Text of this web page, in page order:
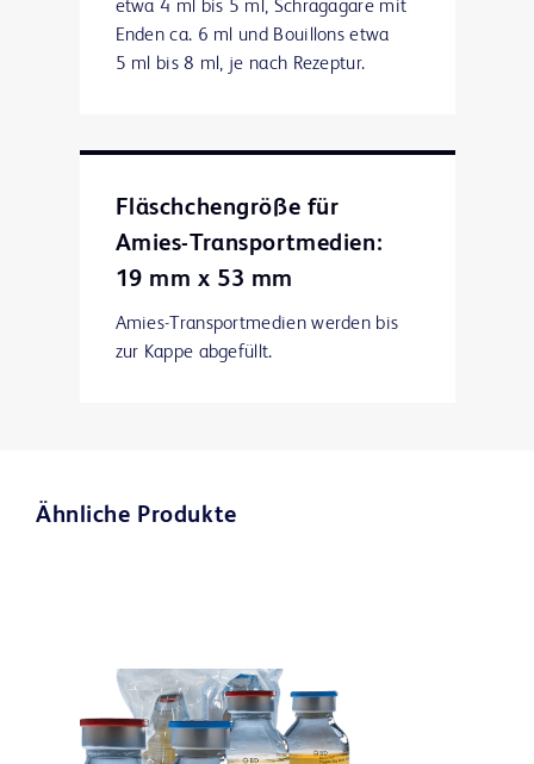
etwa 4 ml bis 5 ml, Schrägagare mit
Enden ca. 6 ml und Bouillons etwa
5 ml bis 8 ml, je nach Rezeptur.
Fläschchengröße für
Amies-Transportmedien:
19 mm x 53 mm
Amies-Transportmedien werden bis
zur Kappe abgefüllt.
Ähnliche Produkte